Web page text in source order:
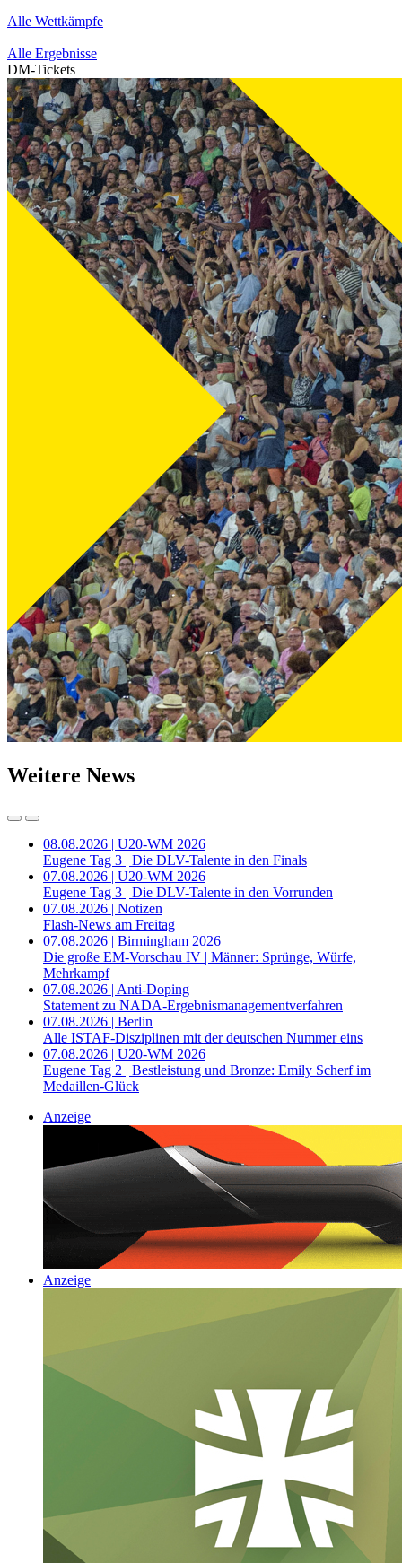
Alle Wettkämpfe
Alle Ergebnisse
DM-Tickets
Weitere News
08.08.2026 | U20-WM 2026
Eugene Tag 3 | Die DLV-Talente in den Finals
07.08.2026 | U20-WM 2026
Eugene Tag 3 | Die DLV-Talente in den Vorrunden
07.08.2026 | Notizen
Flash-News am Freitag
07.08.2026 | Birmingham 2026
Die große EM-Vorschau IV | Männer: Sprünge, Würfe,
Mehrkampf
07.08.2026 | Anti-Doping
Statement zu NADA-Ergebnismanagementverfahren
07.08.2026 | Berlin
Alle ISTAF-Disziplinen mit der deutschen Nummer eins
07.08.2026 | U20-WM 2026
Eugene Tag 2 | Bestleistung und Bronze: Emily Scherf im
Medaillen-Glück
Anzeige
Anzeige